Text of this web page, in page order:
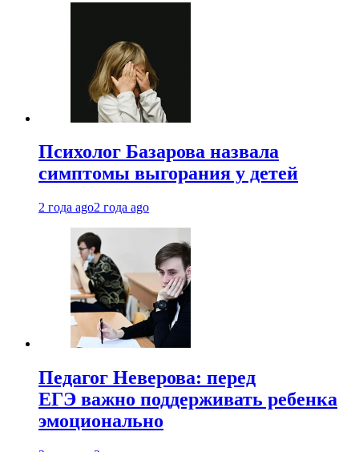
Психолог Базарова назвала
симптомы выгорания у детей
2 года ago2 года ago
Педагог Неверова: перед
ЕГЭ важно поддерживать ребенка
эмоционально